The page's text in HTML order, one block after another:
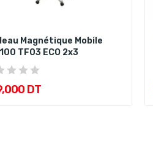
Mobile
TF03 ECO 2x3
DT